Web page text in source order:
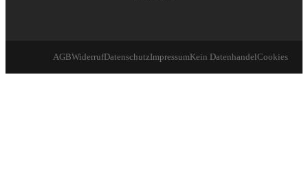
AGBWiderrufDatenschutzImpressumKein DatenhandelCookies